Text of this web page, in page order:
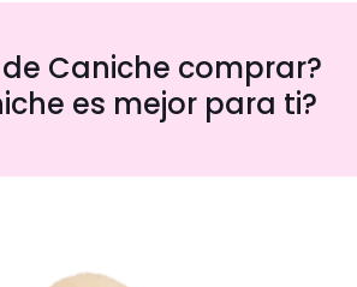
Caniche comprar?
es mejor para ti?